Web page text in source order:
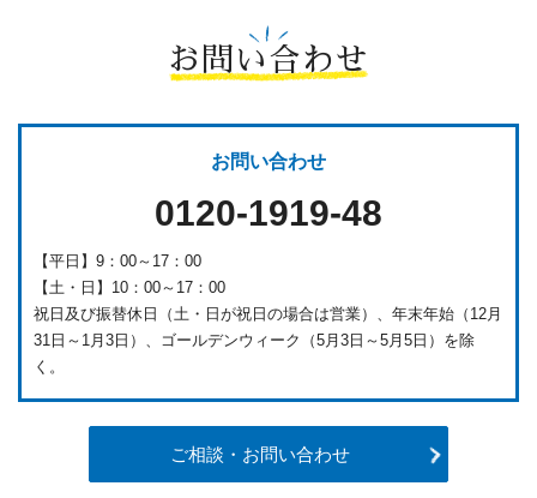
お問い合わせ
お問い合わせ
0120-1919-48
【平日】9：00～17：00
【土・日】10：00～17：00
祝日及び振替休日（土・日が祝日の場合は営業）、年末年始（12月
31日～1月3日）、ゴールデンウィーク（5月3日～5月5日）を除
く。
ご相談・お問い合わせ